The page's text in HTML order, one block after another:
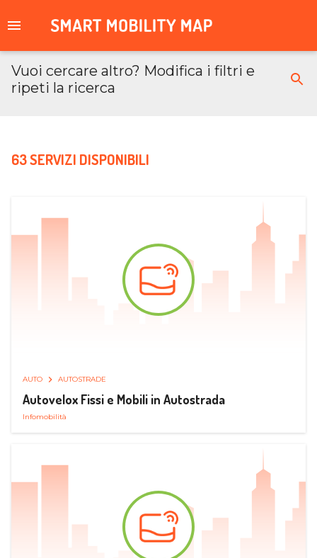
Vuoi cercare altro? Modifica i filtri e
ripeti la ricerca
63 SERVIZI DISPONIBILI
AUTO AUTOSTRADE
Autovelox Fissi e Mobili in Autostrada
Infomobilità